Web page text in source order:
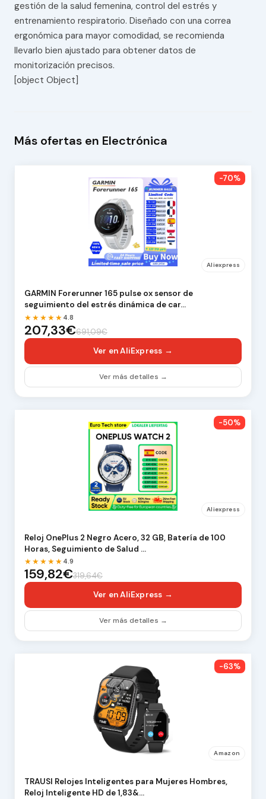
gestión de la salud femenina, control del estrés y
entrenamiento respiratorio. Diseñado con una correa
ergonómica para mayor comodidad, se recomienda
llevarlo bien ajustado para obtener datos de
monitorización precisos.
[object Object]
Más ofertas en Electrónica
-70%
Aliexpress
GARMIN Forerunner 165 pulse ox sensor de
seguimiento del estrés dinámica de car…
★★★★★ 4.8
207,33€691,09€
Ver en AliExpress →
Ver más detalles →
-50%
Aliexpress
Reloj OnePlus 2 Negro Acero, 32 GB, Batería de 100
Horas, Seguimiento de Salud …
★★★★★ 4.9
159,82€319,64€
Ver en AliExpress →
Ver más detalles →
-63%
Amazon
TRAUSI Relojes Inteligentes para Mujeres Hombres,
Reloj Inteligente HD de 1,83&…